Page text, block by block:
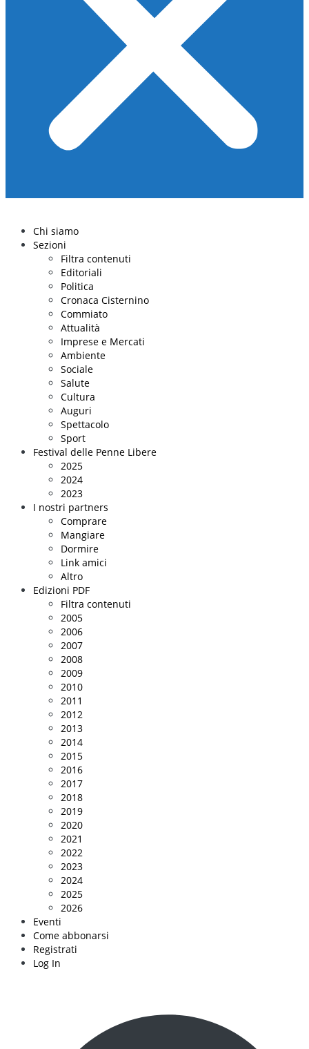
Chi siamo
Sezioni
Filtra contenuti
Editoriali
Politica
Cronaca Cisternino
Commiato
Attualità
Imprese e Mercati
Ambiente
Sociale
Salute
Cultura
Auguri
Spettacolo
Sport
Festival delle Penne Libere
2025
2024
2023
I nostri partners
Comprare
Mangiare
Dormire
Link amici
Altro
Edizioni PDF
Filtra contenuti
2005
2006
2007
2008
2009
2010
2011
2012
2013
2014
2015
2016
2017
2018
2019
2020
2021
2022
2023
2024
2025
2026
Eventi
Come abbonarsi
Registrati
Log In